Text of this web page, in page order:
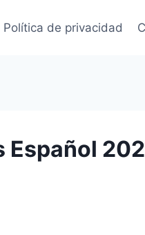
Política de privacidad
Español